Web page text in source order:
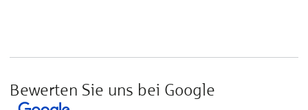
Bewerten Sie uns bei Google